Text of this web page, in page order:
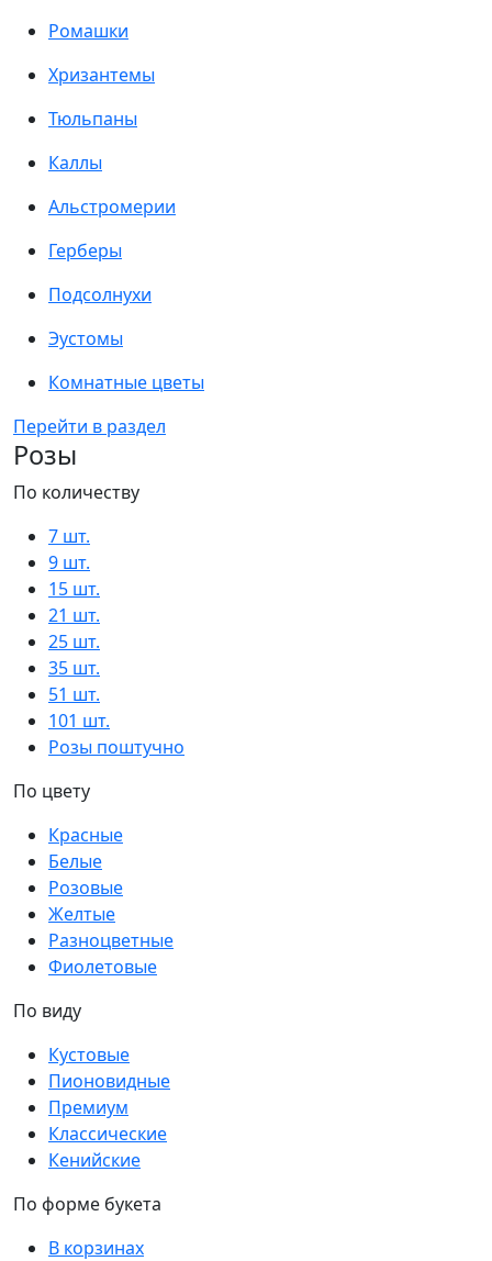
Ромашки
Хризантемы
Тюльпаны
Каллы
Альстромерии
Герберы
Подсолнухи
Эустомы
Комнатные цветы
Перейти в раздел
Розы
По количеству
7 шт.
9 шт.
15 шт.
21 шт.
25 шт.
35 шт.
51 шт.
101 шт.
Розы поштучно
По цвету
Красные
Белые
Розовые
Желтые
Разноцветные
Фиолетовые
По виду
Кустовые
Пионовидные
Премиум
Классические
Кенийские
По форме букета
В корзинах